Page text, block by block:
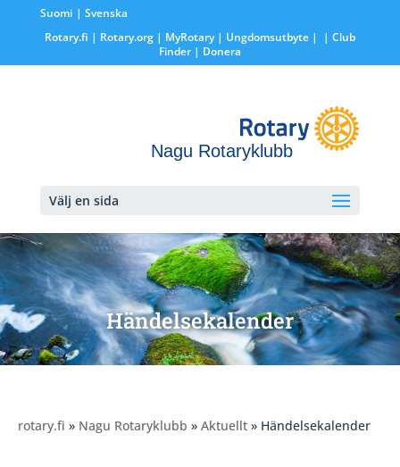
Suomi
Svenska
Rotary.fi | Rotary.org| MyRotary | Ungdomsutbyte|
| Club
Finder| Donera
Nagu Rotaryklubb
Välj en sida
Händelsekalender
rotary.fi » Nagu Rotaryklubb » Aktuellt » Händelsekalender